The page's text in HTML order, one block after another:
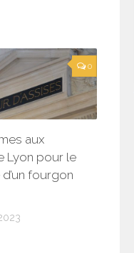
0
aux
Lyon pour le
fourgon